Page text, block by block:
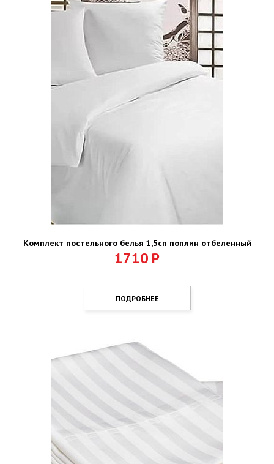
Комплект постельного белья 1,5сп поплин отбеленный
1710 Р
ПОДРОБНЕЕ